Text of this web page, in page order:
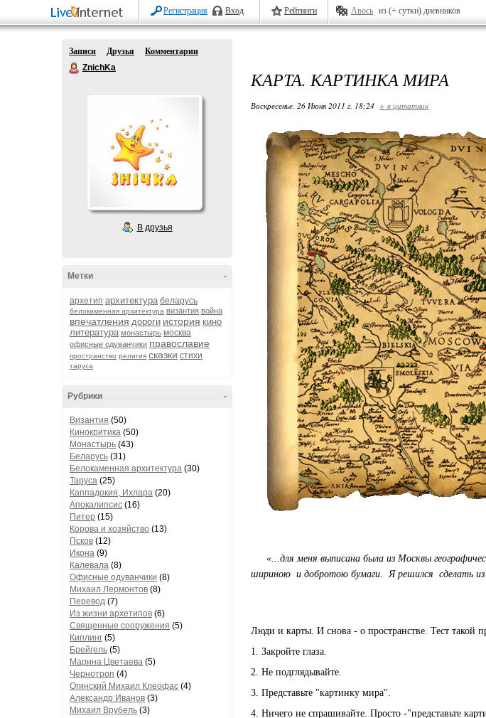
Регистрация Вход Рейтинги Авось из (+ сутки) дневников
Записи Друзья
Комментарии
ZnichKa
В друзья
-
Метки
архетип архитектура беларусь
белокаменная архитектура византия война
впечатления дороги история кино
литература монастырь москва
офисные одуванчики православие
пространство религия сказки стихи
таруса
-
Рубрики
Византия (50)
Кинокритика (50)
Монастырь (43)
Беларусь (31)
Белокаменная архитектура (30)
Таруса (25)
Каппадокия, Ихлара (20)
Апокалипсис (16)
Питер (15)
Корова и хозяйство (13)
Псков (12)
Икона (9)
Калевала (8)
Офисные одуванчики (8)
Михаил Лермонтов (8)
Перевод (7)
Из жизни архетипов (6)
Священные сооружения (5)
Киплинг (5)
Брейгель (5)
Марина Цветаева (5)
Чернотроп (4)
Огинский Михаил Клеофас (4)
Александр Иванов (3)
Михаил Врубель (3)
КАРТА. КАРТИНКА МИРА
Воскресенье, 26 Июня 2011 г. 18:24 + в цитатник
«...для меня выписана была из Москвы
шириною и добротою бумаги. Я решился сделать из
Люди и карты. И снова - о пространстве. Тест такой
1. Закройте глаза.
2. Не подглядывайте.
3. Представьте "картинку мира".
4. Ничего не спрашивайте. Просто -"представьте